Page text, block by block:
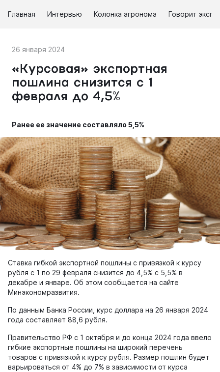
Главная Интервью Колонка агронома Говорит
26 января 2024
«Курсовая» экспортная
пошлина снизится с 1
февраля до 4,5%
Ранее ее значение составляло 5,5%
Ставка гибкой экспортной пошлины с привязкой к курсу
рубля с 1 по 29 февраля снизится до 4,5% с 5,5% в
декабре и январе. Об этом сообщается на сайте
Минэкономразвития.
По данным Банка России, курс доллара на 26 января 2024
года составляет 88,6 рубля.
Правительство РФ с 1 октября и до конца 2024 года ввело
гибкие экспортные пошлины на широкий перечень
товаров с привязкой к курсу рубля. Размер пошлин будет
варьироваться от 4% до 7% в зависимости от курса